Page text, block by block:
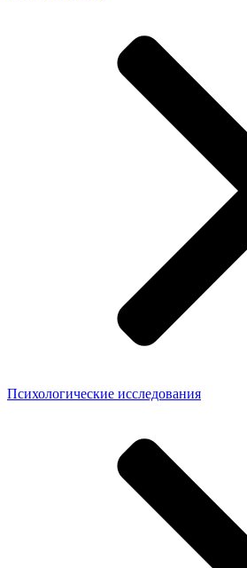
Психологические исследования